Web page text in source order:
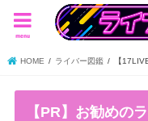
menu
HOME ライバー図鑑 【
【PR】お勧めの